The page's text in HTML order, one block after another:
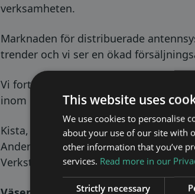
verksamheten.
Marknaden för distribuerade
trender och vi ser en ökad
Vi fortsätter vårt långsiktiga arbete
inom mobil kommunikation – med
Kista, 6 februari 2026.
Anders Olin
Verkställande direktör
This website uses
We use cookies to personalise
about your use of our site with
other information that you’ve
services. Read more in our
Strictly necessary